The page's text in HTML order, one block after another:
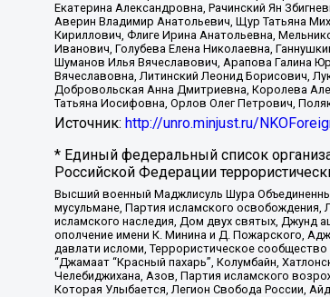
Екатерина Александровна, Рачинский Ян
Аверин Владимир Анатольевич, Щур Татьяна
Кириллович, Флиге Ирина Анатольевна,
Иванович, Голубева Елена Николаевна,
Шуманов Илья Вячеславович, Арапова Галина
Вячеславовна, Литинский Леонид Борисович,
Добровольская Анна Дмитриевна, Королева
Татьяна Иосифовна, Орлов Олег Петрович,
Источник: http://unro.minjust.ru/
* Единый федеральный список
Российской Федерации
Высший военный Маджлисуль Шура
мусульмане, Партия исламского
исламского наследия, Дом двух святых, Джунд
ополчение имени К. Минина и Д. Пожарского,
давлати исломи, Террористическое
“Джамаат “Красный пахарь”, Колумбайн,
Челебиджихана, Азов, Партия исламского
Которая Улыбается, Легион Свобода России,